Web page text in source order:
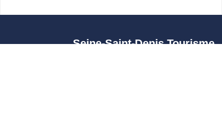
Seine-Saint-Denis Tourisme